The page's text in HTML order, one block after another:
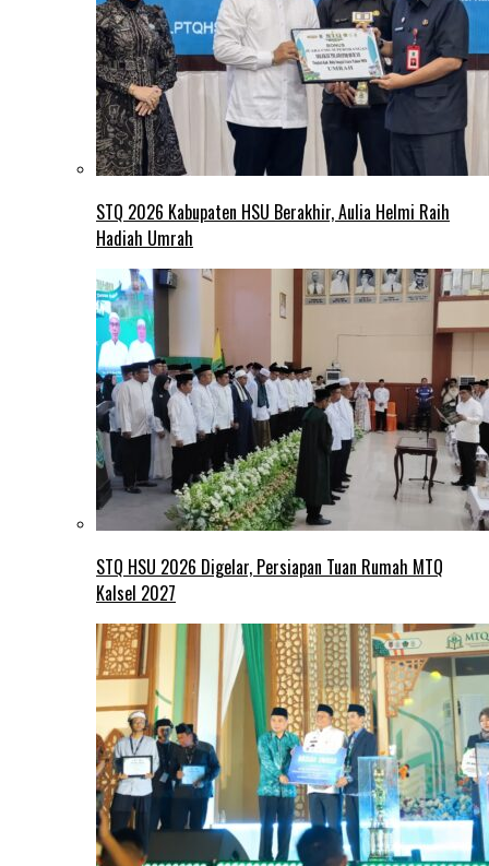
STQ 2026 Kabupaten HSU Berakhir, Aulia Helmi Raih
Hadiah Umrah
STQ HSU 2026 Digelar, Persiapan Tuan Rumah MTQ
Kalsel 2027